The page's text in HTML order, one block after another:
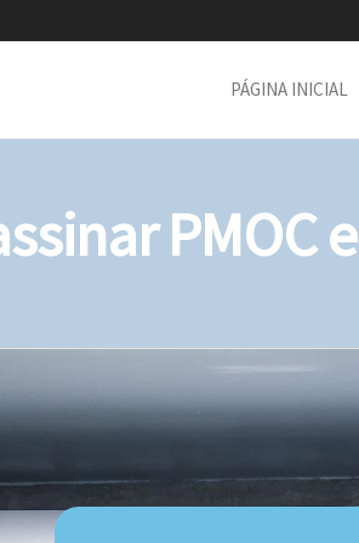
PÁGINA INICIAL
PMOC